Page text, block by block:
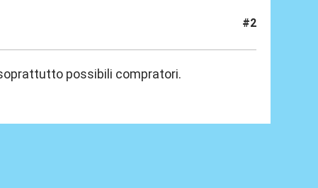
#2
possibili compratori.